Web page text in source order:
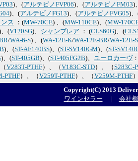
)、(アルテビノFVP06)、(アルテビノFM03)
)、(アルテビノFG13)、(アルテビノFVG05)
ス ：(MW-70CE) 、(MW-110CE)、(MW-
、(V120SG)、 シャンブレア ： (CLS60G)、(
/WA-6-S) 、(WA-12E-K/WA-12E-BR/WA-12E-S
)、(ST-AF140BS)、(ST-SV140GM)、(ST-
)、(ST-405GB)、(ST-405FG2B)、 ユーロカーヴ
V283T-PTHF）、（V183C-STD）、（S283C-
PTHF）、（V259T-PTHF）、（V259M-PTHF
Copyright(C) 2013
ワインセラー
| 会社